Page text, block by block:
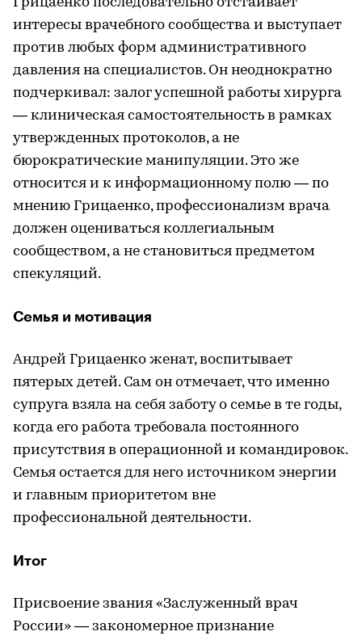
интересы врачебного сообщества и выступает
против любых форм административного
давления на специалистов. Он неоднократно
подчеркивал: залог успешной работы хирурга
— клиническая самостоятельность в рамках
утвержденных протоколов, а не
бюрократические манипуляции. Это же
относится и к информационному полю — по
мнению Грицаенко, профессионализм врача
должен оцениваться коллегиальным
сообществом, а не становиться предметом
спекуляций.
Семья и мотивация
Андрей Грицаенко женат, воспитывает
пятерых детей. Сам он отмечает, что именно
супруга взяла на себя заботу о семье в те годы,
когда его работа требовала постоянного
присутствия в операционной и командировок.
Семья остается для него источником энергии
и главным приоритетом вне
профессиональной деятельности.
Итог
Присвоение звания «Заслуженный врач
России» — закономерное признание